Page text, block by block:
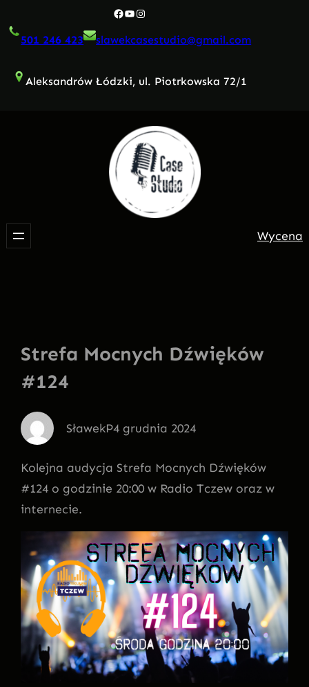
do
Facebook
YouTube
Instagram
501 246 423 slawekcasestudio@gmail.com
Aleksandrów Łódzki, ul. Piotrkowska 72/1
Wycena
Strefa Mocnych Dźwięków
#124
SławekP4 grudnia 2024
Kolejna audycja Strefa Mocnych Dźwięków
#124 o godzinie 20:00 w Radio Tczew oraz w
internecie.